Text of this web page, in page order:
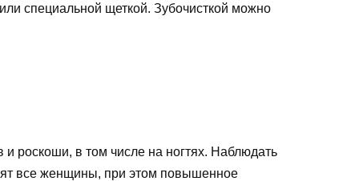
специальной щеткой. Зубочисткой можно
роскоши, в том числе на ногтях. Наблюдать
все женщины, при этом повышенное